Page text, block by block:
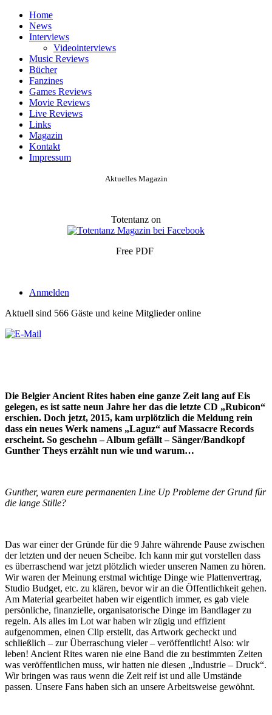
Home
News
Interviews
Videointerviews
Music Reviews
Bücher
Fanzines
Games Reviews
Movie Reviews
Live Reviews
Links
Magazin
Kontakt
Impressum
Aktuelles Magazin
Totentanz on
Free PDF
Anmelden
Aktuell sind 566 Gäste und keine Mitglieder online
Die Belgier Ancient Rites haben eine ganze Zeit lang auf Eis
gelegen, es ist satte neun Jahre her das die letzte CD „Rubicon“
erschien. Doch jetzt, 2015, kam urplötzlich die Meldung rein
dass ein neues Werk namens „Laguz“ auf Massacre Records
erscheint. So geschehn – Album gefällt – Sänger/Bandkopf
Gunther Theys erzählt nun wie und warum…
Gunther, waren eure permanenten Line Up Probleme der Grund für
die lange Stille?
Das war einer der Gründe für die 9 Jahre währende Pause zwischen
der letzten und der neuen Scheibe. Ich kann mir gut vorstellen dass
es überraschend war jetzt plötzlich wieder unseren Namen zu hören.
Wir waren der Meinung erstmal wichtige Dinge wie Plattenvertrag,
Studio Budget, etc. zu klären, bevor wir an die Öffentlichkeit gehen.
Am Material gearbeitet haben wir eigentlich immer, es gab viele
persönliche, finanzielle, organisatorische Dinge im Bandlager zu
regeln. Als alles im Lot war haben wir zügig und effizient
aufgenommen, einen Clip erstellt, das Artwork gecheckt und
schließlich – zur Überraschung vieler – veröffentlicht! Also: wir
leben! Ancient Rites waren nie eine Band die zu bestimmten Zeiten
was veröffentlichen muss, wir hatten nie diesen „Industrie – Druck“.
Wir bringen was raus wenn die Zeit reif ist und alle Umstände
passen. Unsere Fans haben sich an unsere Arbeitsweise gewöhnt.